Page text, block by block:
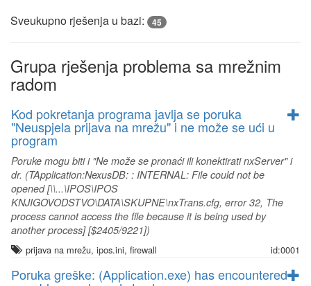
Sveukupno rješenja u bazi: 45
Grupa rješenja problema sa mrežnim
radom
Kod pokretanja programa javlja se poruka
"Neuspjela prijava na mrežu" i ne može se ući u
program
Poruke mogu biti i "Ne može se pronaći ili konektirati nxServer" i
dr. (TApplication:NexusDB: : INTERNAL: File could not be
opened [\\...\IPOS\IPOS
KNJIGOVODSTVO\DATA\SKUPNE\nxTrans.cfg, error 32, The
process cannot access the file because it is being used by
another process] [$2405/9221])
prijava na mrežu, ipos.ini, firewall id:0001
Poruka greške: (Application.exe) has encountered